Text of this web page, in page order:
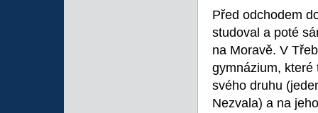
Před odchodem
studoval a poté
na Moravě. V
gymnázium, které
svého druhu
Nezvala) a na